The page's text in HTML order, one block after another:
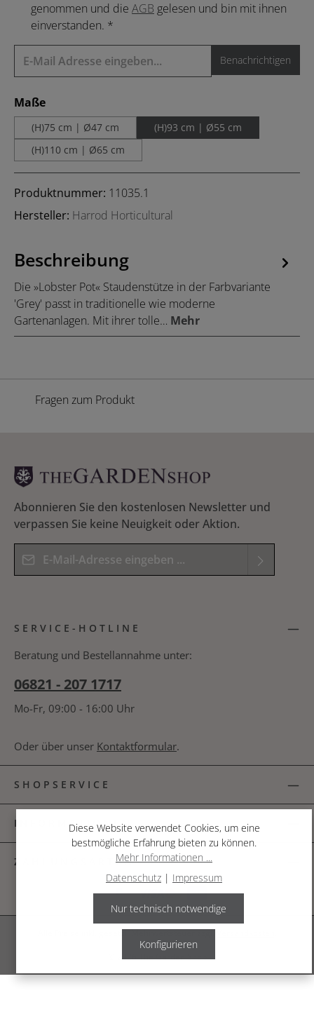
genommen und die AGB gelesen und bin mit ihnen
einverstanden. *
Benachrichtigen
Maßeauswählen
(H)75 cm | Ø47 cm
(H)93 cm | Ø55 cm
(H)110 cm | Ø65 cm
Produktnummer: 11035.1
Hersteller: Harrod Horticultural
Beschreibung
Die »Lobster Pot« Staudenstütze in der Farbvariante
'Grey' passt in traditionelle wie moderne
Gartenanlagen. Mit ihrer tolle… Mehr
Fragen zum Produkt
Abonnieren Sie den kostenlosen Newsletter und
verpassen Sie keine Neuigkeit oder Aktion.
E-Mail-Adresse*
Kenntnis genommen und die
Bitte geben Sie das Ergebnis der Gleichung in das
SERVICE-HOTLINE
Beratung und Bestellannahme unter:
06821 - 207 1717
Mo-Fr, 09:00 - 16:00 Uhr
Oder über unser Kontaktformular.
SHOPSERVICE
INFORMATIONEN
ZAHLUNGSARTEN
© 2026 The Garden Shop
Alle Preise inkl. gesetzl. Mehrwertsteuer zzgl.
Diese Website verwendet Cookies, um eine
bestmögliche Erfahrung bieten zu können.
Mehr Informationen ...
Datenschutz | Impressum
Nur technisch notwendige
Konfigurieren